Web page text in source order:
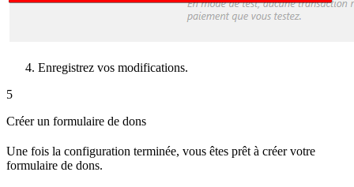
Enregistrez vos modifications.
5
Créer un formulaire de dons
Une fois la configuration terminée, vous êtes prêt à créer votre
formulaire de dons.